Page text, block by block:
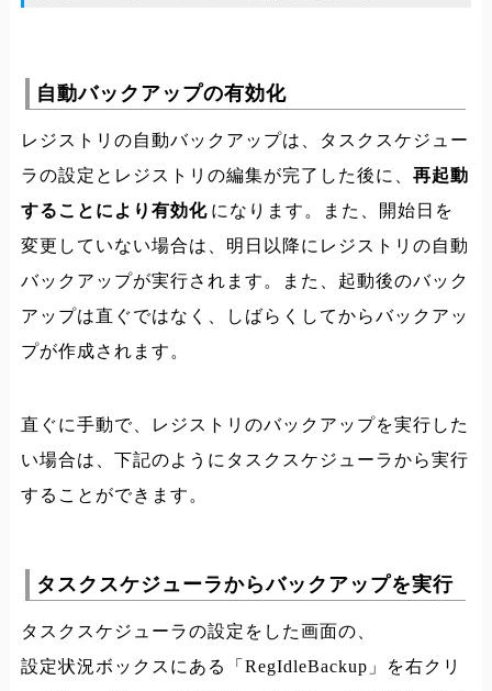
自動バックアップの有効化
レジストリの自動バックアップは、タスクスケジュー
ラの設定とレジストリの編集が完了した後に、 再起動
することにより有効化 になります。また、開始日を
変更していない場合は、明日以降にレジストリの自動
バックアップが実行されます。また、起動後のバック
アップは直ぐではなく、しばらくしてからバックアッ
プが作成されます。
直ぐに手動で、レジストリのバックアップを実行した
い場合は、下記のようにタスクスケジューラから実行
することができます。
タスクスケジューラからバックアップを実行
タスクスケジューラの設定をした画面の、
設定状況ボックスにある「RegIdleBackup」を右クリ